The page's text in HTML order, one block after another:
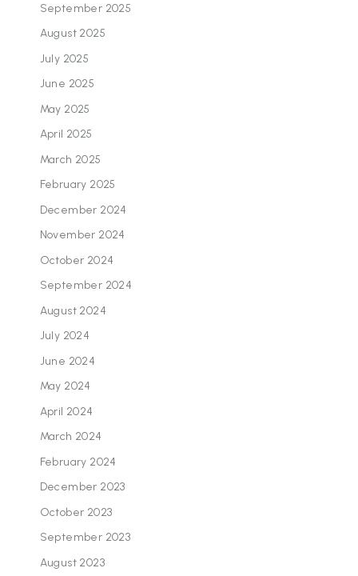
September 2025
August 2025
July 2025
June 2025
May 2025
April 2025
March 2025
February 2025
December 2024
November 2024
October 2024
September 2024
August 2024
July 2024
June 2024
May 2024
April 2024
March 2024
February 2024
December 2023
October 2023
September 2023
August 2023